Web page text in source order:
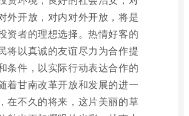
外开放，对内对外开放，将是
资者的理想选择。热情好客的
将以真诚的友谊尽力为合作提
条件，以实际行动表达合作的
着甘南改革开放和发展的进一
在不久的将来，这片美丽的草